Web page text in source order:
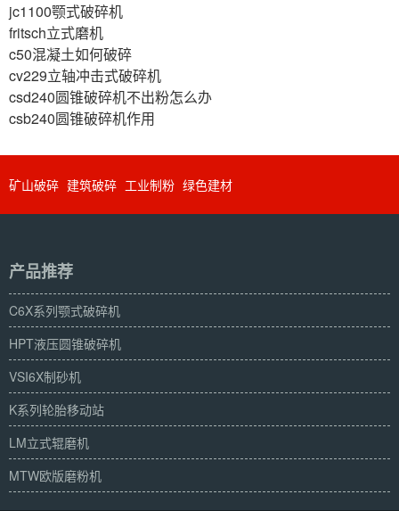
jc1100颚式破碎机
fritsch立式磨机
c50混凝土如何破碎
cv229立轴冲击式破碎机
csd240圆锥破碎机不出粉怎么办
csb240圆锥破碎机作用
矿山破碎 建筑破碎 工业制粉 绿色建材
产品推荐
C6X系列颚式破碎机
HPT液压圆锥破碎机
VSI6X制砂机
K系列轮胎移动站
LM立式辊磨机
MTW欧版磨粉机